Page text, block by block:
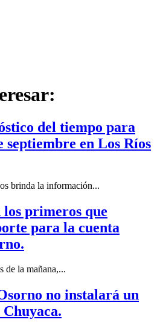
del tiempo para
septiembre en Los Ríos
brinda la información...
primeros que
para la cuenta
de la mañana,...
no instalará un